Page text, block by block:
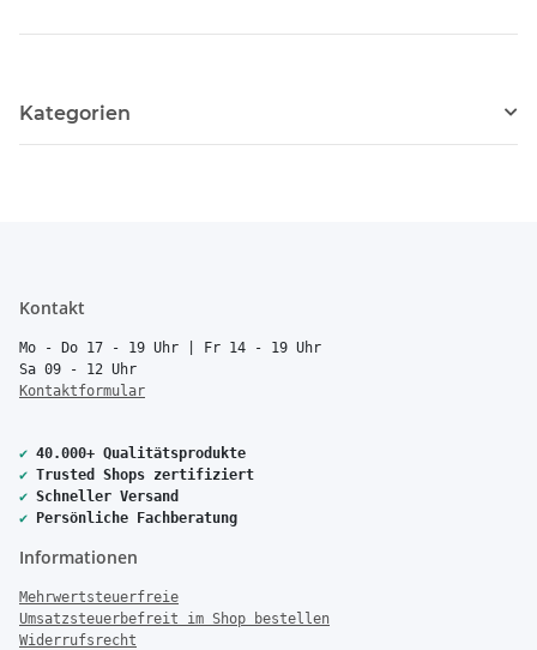
Kategorien
Kontakt
Mo - Do 17 - 19 Uhr | Fr 14 - 19 Uhr
Sa 09 - 12 Uhr
Kontaktformular
✔ 40.000+ Qualitätsprodukte
✔ Trusted Shops zertifiziert
✔ Schneller Versand
✔ Persönliche Fachberatung
Informationen
Mehrwertsteuerfreie
Umsatzsteuerbefreit im Shop bestellen
Widerrufsrecht